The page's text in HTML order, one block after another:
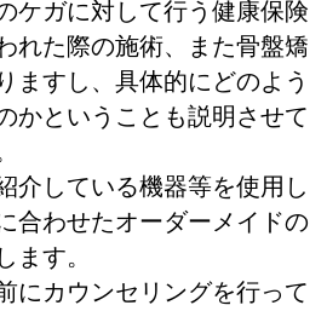
ケガに対して行う健康保険
れた際の施術、また骨盤矯
ますし、具体的にどのよう
かということも説明させて
介している機器等を使用し
合わせたオーダーメイドの
ます。
にカウンセリングを行って